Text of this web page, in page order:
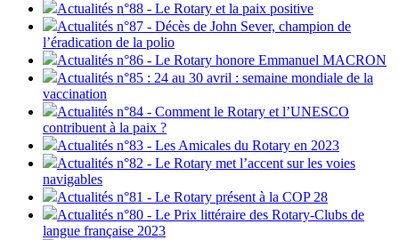
Actualités n°88 - Le Rotary et la paix positive
Actualités n°87 - Décès de John Sever, champion de
l’éradication de la polio
Actualités n°86 - Le Rotary honore Emmanuel MACRON
Actualités n°85 : 24 au 30 avril : semaine mondiale de la
vaccination
Actualités n°84 - Comment le Rotary et l’UNESCO
contribuent à la paix ?
Actualités n°83 - Les Amicales du Rotary en 2023
Actualités n°82 - Le Rotary met l’accent sur les voies
navigables
Actualités n°81 - Le Rotary présent à la COP 28
Actualités n°80 - Le Prix littéraire des Rotary-Clubs de
langue française 2023